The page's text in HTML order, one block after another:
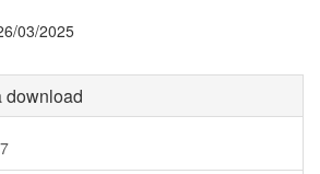
03/2025
download